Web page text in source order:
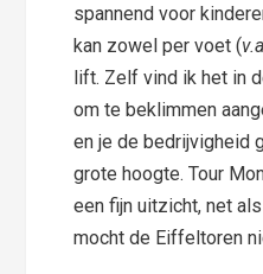
spannend voor
kan zowel per voet (
lift. Zelf vind ik het in
om te beklimmen
en je de bedrijvigheid
grote hoogte. Tour
een fijn uitzicht, net
mocht de Eiffeltoren